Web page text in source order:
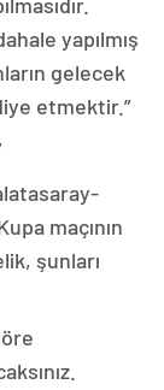
yapılmış
gelecek
etmektir.”
maçının
şunları